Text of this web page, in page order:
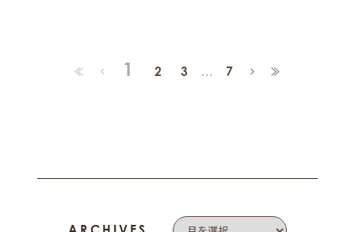
≪ < 1 2 3 ... 7 > ≫